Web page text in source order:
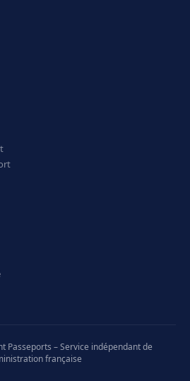
Passeports – Service indépendant de
française